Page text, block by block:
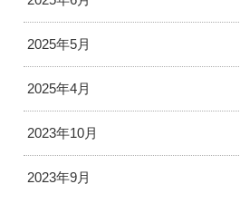
2025年5月
2025年4月
2023年10月
2023年9月